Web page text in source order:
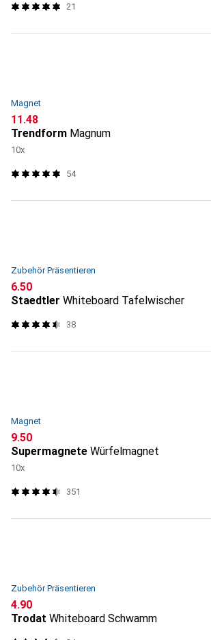
21
Magnet
CHF
11.48
Trendform Magnum
10x
54
Zubehör Präsentieren
CHF
6.50
Staedtler Whiteboard Tafelwischer
38
Magnet
CHF
9.50
Supermagnete Würfelmagnet
10x
351
Zubehör Präsentieren
CHF
4.90
Trodat Whiteboard Schwamm